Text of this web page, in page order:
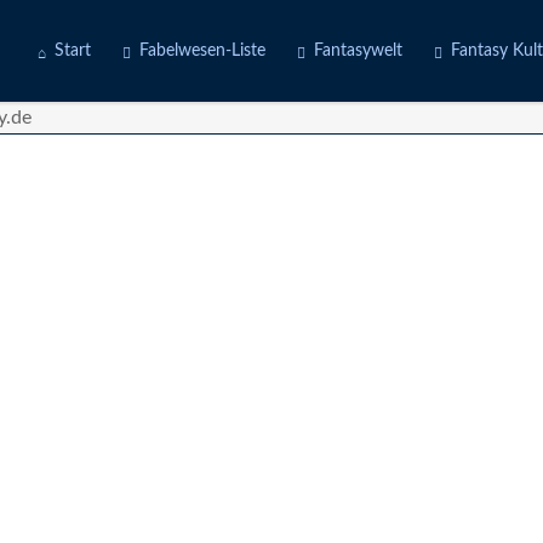
Start Fabelwesen-Liste Fantasywelt Fantasy